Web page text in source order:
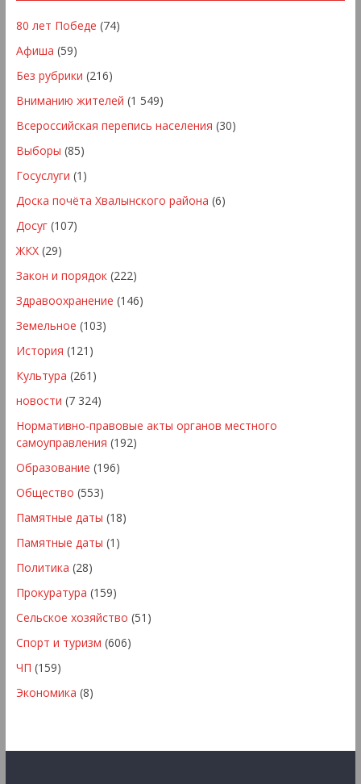
80 лет Победе (74)
Афиша (59)
Без рубрики (216)
Вниманию жителей (1 549)
Всероссийская перепись населения (30)
Выборы (85)
Госуслуги (1)
Доска почёта Хвалынского района (6)
Досуг(107)
ЖКХ(29)
Закон и порядок(222)
Здравоохранение (146)
Земельное (103)
История (121)
Культура (261)
новости (7 324)
Нормативно-правовые акты органов местного
самоуправления (192)
Образование (196)
Общество (553)
Памятные даты (18)
Памятные даты (1)
Политика (28)
Прокуратура (159)
Сельское хозяйство (51)
Спорт и туризм (606)
ЧП (159)
Экономика (8)